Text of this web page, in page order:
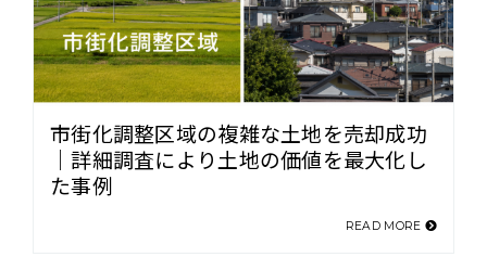
市街化調整区域の複雑な土地を売却成功
｜詳細調査により土地の価値を最大化し
た事例
READ MORE